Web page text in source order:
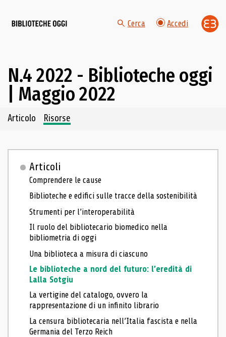
Cerca Accedi
N.4 2022 - Biblioteche oggi
| Maggio 2022
Navigazione dei contenuti del fascicolo
Articolo Risorse
Articoli
Comprendere le cause
Biblioteche e edifici sulle tracce della sostenibilità
Strumenti per l’interoperabilità
Il ruolo del bibliotecario biomedico nella
bibliometria di oggi
Una biblioteca a misura di ciascuno
Le biblioteche a nord del futuro: l’eredità di
Lalla Sotgiu
La vertigine del catalogo, ovvero la
rappresentazione di un infinito librario
La censura bibliotecaria nell’Italia fascista e nella
Germania del Terzo Reich